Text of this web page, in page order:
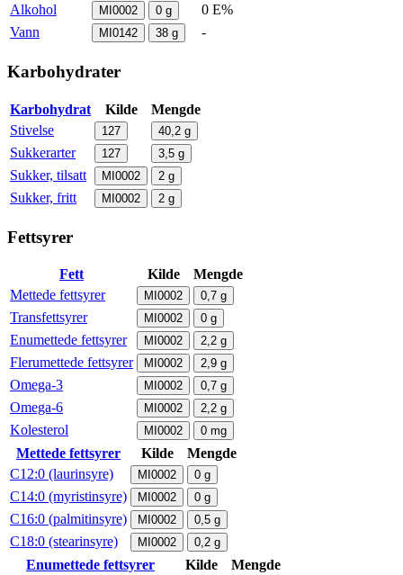
Alkohol
MI0002 0 g
0 E%
Vann
MI0142 38 g -
Karbohydrater
Karbohydrat Kilde
Mengde
Stivelse
127 40,2 g
Sukkerarter 127 3,5 g
Sukker, tilsatt MI0002 2 g
Sukker, fritt MI0002 2 g
Fettsyrer
Fett Kilde
Mengde
Mettede fettsyrer
MI0002 0,7 g
Transfettsyrer MI0002 0 g
Enumettede fettsyrer MI0002 2,2 g
Flerumettede fettsyrer MI0002 2,9 g
Omega-3 MI0002 0,7 g
Omega-6 MI0002 2,2 g
Kolesterol MI0002 0 mg
Mettede fettsyrer Kilde
Mengde
C12:0 (laurinsyre)
MI0002 0 g
C14:0 (myristinsyre) MI0002 0 g
C16:0 (palmitinsyre) MI0002 0,5 g
C18:0 (stearinsyre) MI0002 0,2 g
Enumettede fettsyrer Kilde
Mengde